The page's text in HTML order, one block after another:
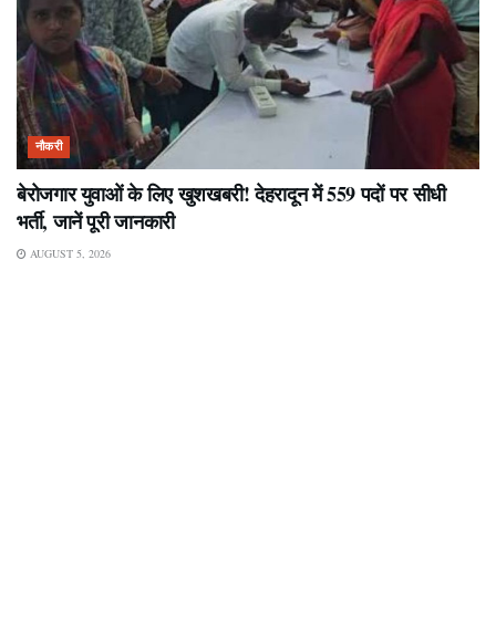
नौकरी
बेरोजगार युवाओं के लिए खुशखबरी! देहरादून में 559 पदों पर सीधी
भर्ती, जानें पूरी जानकारी
AUGUST 5, 2026